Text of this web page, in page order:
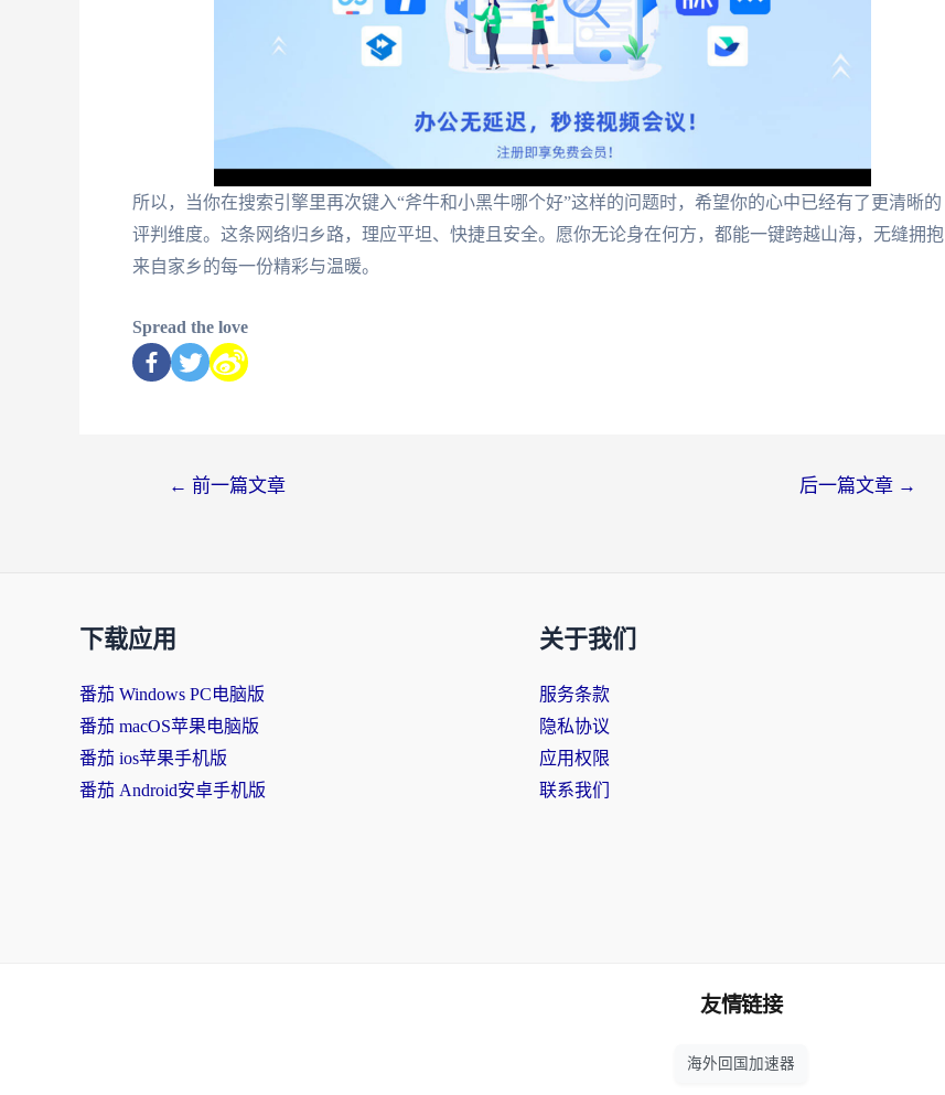
所以，当你在搜索引擎里再次键入“斧牛和小黑牛哪个好”这样的问题时，希望你的心中已经有了更清晰的
评判维度。这条网络归乡路，理应平坦、快捷且安全。愿你无论身在何方，都能一键跨越山海，无缝拥抱
来自家乡的每一份精彩与温暖。
Spread the love
← 前一篇文章 后一篇文章 →
下载应用
番茄 Windows PC电脑版
番茄 macOS苹果电脑版
番茄 ios苹果手机版
番茄 Android安卓手机版
关于我们
服务条款
隐私协议
应用权限
联系我们
友情链接
海外回国加速器